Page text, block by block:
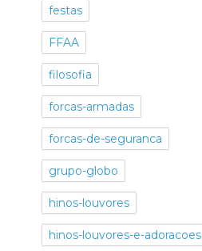
festas
FFAA
filosofia
forcas-armadas
forcas-de-seguranca
grupo-globo
hinos-louvores
hinos-louvores-e-adoracoes